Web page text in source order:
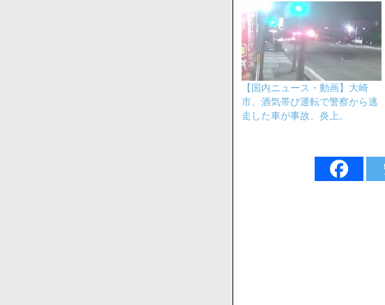
【国内ニュース・動画】大崎
市、酒気帯び運転で警察から逃
走した車が事故、炎上。